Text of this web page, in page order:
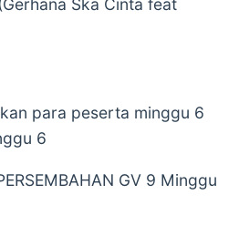
Ska Cinta feat
para peserta minggu 6
6
GV 9 Minggu